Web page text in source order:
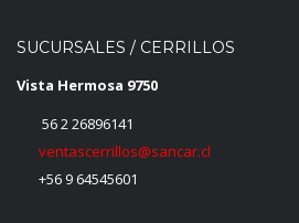
SUCURSALES / CERRILLOS
Vista Hermosa 9750
56 2 26896141
ventascerrillos@sancar.cl
+56 9 64545601